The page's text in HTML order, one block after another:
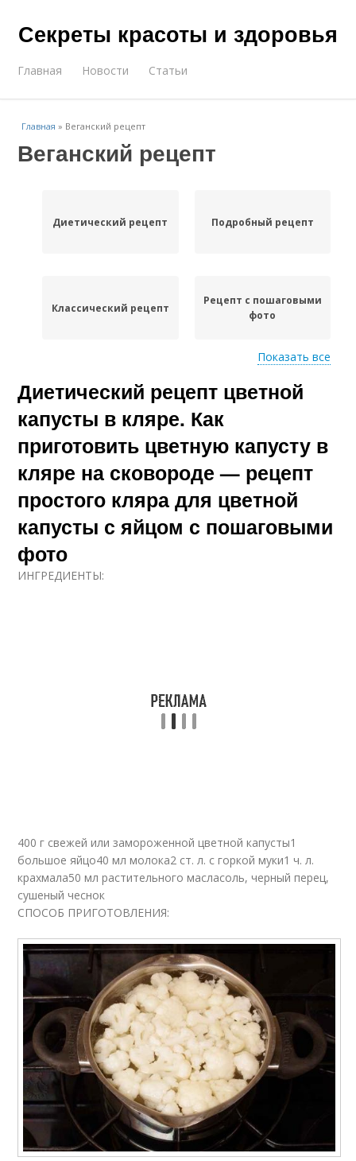
Секреты красоты и здоровья
Главная Новости Статьи
Главная » Веганский рецепт
Веганский рецепт
Диетический рецепт Подробный рецепт
Классический рецепт
Рецепт с пошаговыми
фото
Пошаговый рецепт Рецепт с фото
Оригинальные
Вкусные рецепты
рецептах
Показать все
Диетический рецепт цветной
капусты в кляре. Как
приготовить цветную капусту в
кляре на сковороде — рецепт
простого кляра для цветной
капусты с яйцом с пошаговыми
фото
ИНГРЕДИЕНТЫ:
400 г свежей или замороженной цветной капусты1
большое яйцо40 мл молока2 ст. л. с горкой муки1 ч. л.
крахмала50 мл растительного масласоль, черный перец,
сушеный чеснок
СПОСОБ ПРИГОТОВЛЕНИЯ: